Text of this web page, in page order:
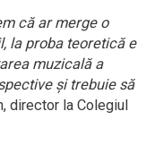
că ar merge o
la proba teoretică e
muzicală a
și trebuie să
director la Colegiul